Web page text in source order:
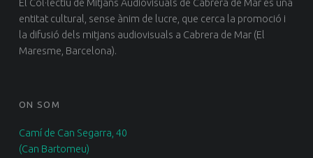
El Col·lectiu de Mitjans Audiovisuals de Cabrera de Mar és una
entitat cultural, sense ànim de lucre, que cerca la promoció i
la difusió dels mitjans audiovisuals a Cabrera de Mar (El
Maresme, Barcelona).
ON SOM
Camí de Can Segarra, 40
(Can Bartomeu)